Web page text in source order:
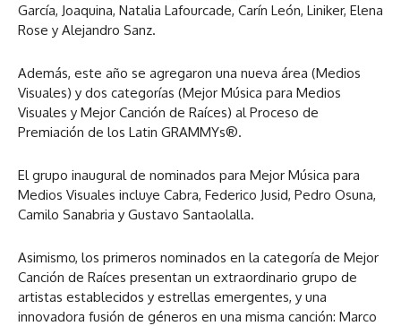
García, Joaquina, Natalia Lafourcade, Carín León, Liniker, Elena
Rose y Alejandro Sanz.
Además, este año se agregaron una nueva área (Medios
Visuales) y dos categorías (Mejor Música para Medios
Visuales y Mejor Canción de Raíces) al Proceso de
Premiación de los Latin GRAMMYs®.
El grupo inaugural de nominados para Mejor Música para
Medios Visuales incluye Cabra, Federico Jusid, Pedro Osuna,
Camilo Sanabria y Gustavo Santaolalla.
Asimismo, los primeros nominados en la categoría de Mejor
Canción de Raíces presentan un extraordinario grupo de
artistas establecidos y estrellas emergentes, y una
innovadora fusión de géneros en una misma canción: Marco